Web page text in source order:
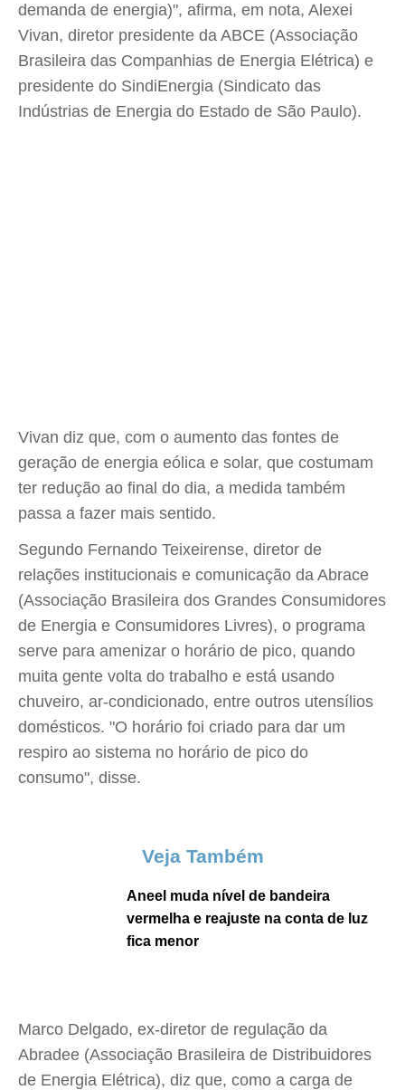
demanda de energia)", afirma, em nota, Alexei
Vivan, diretor presidente da ABCE (Associação
Brasileira das Companhias de Energia Elétrica) e
presidente do SindiEnergia (Sindicato das
Indústrias de Energia do Estado de São Paulo).
Vivan diz que, com o aumento das fontes de
geração de energia eólica e solar, que costumam
ter redução ao final do dia, a medida também
passa a fazer mais sentido.
Segundo Fernando Teixeirense, diretor de
relações institucionais e comunicação da Abrace
(Associação Brasileira dos Grandes Consumidores
de Energia e Consumidores Livres), o programa
serve para amenizar o horário de pico, quando
muita gente volta do trabalho e está usando
chuveiro, ar-condicionado, entre outros utensílios
domésticos. "O horário foi criado para dar um
respiro ao sistema no horário de pico do
consumo", disse.
Veja Também
Aneel muda nível de bandeira
vermelha e reajuste na conta de luz
fica menor
Marco Delgado, ex-diretor de regulação da
Abradee (Associação Brasileira de Distribuidores
de Energia Elétrica), diz que, como a carga de